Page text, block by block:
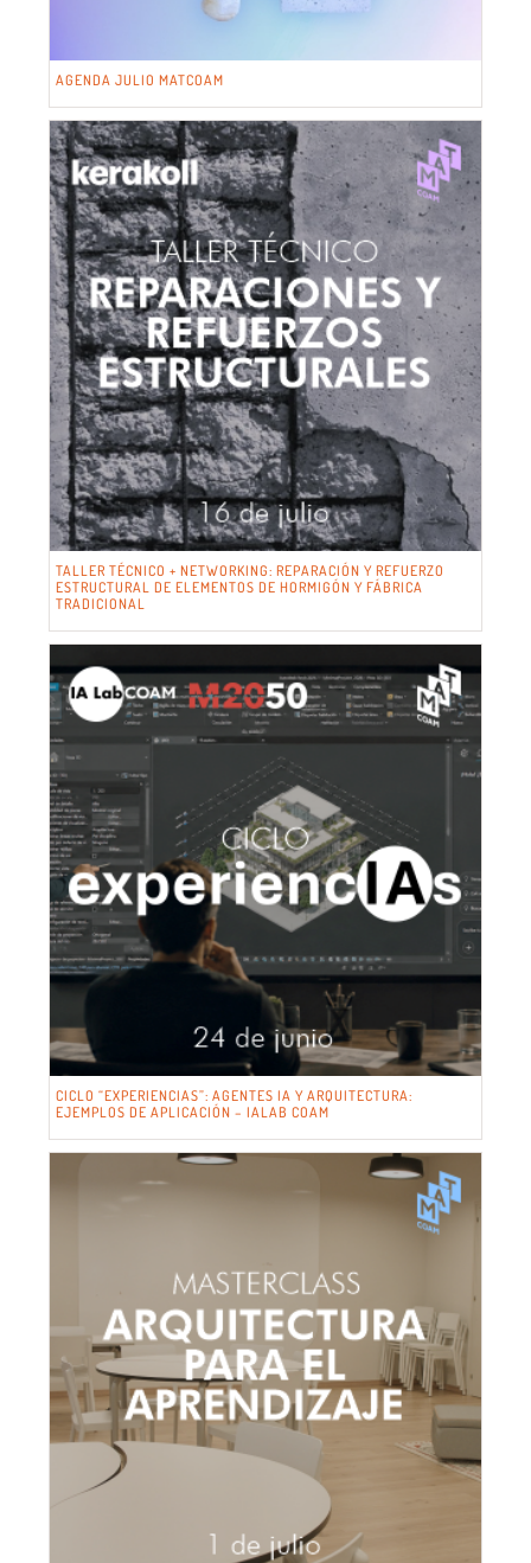
AGENDA JULIO MATCOAM
TALLER TÉCNICO + NETWORKING: REPARACIÓN Y REFUERZO
ESTRUCTURAL DE ELEMENTOS DE HORMIGÓN Y FÁBRICA
TRADICIONAL
CICLO “EXPERIENCIAS”: AGENTES IA Y ARQUITECTURA:
EJEMPLOS DE APLICACIÓN – IALAB COAM